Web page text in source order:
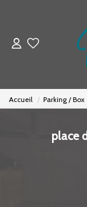
Accueil Parking / Box
place